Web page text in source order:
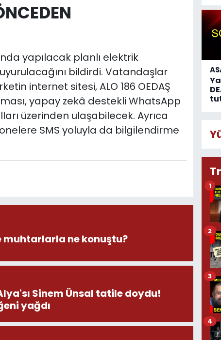
yapılacak planlı elektrik
bildirdi. Vatandaşlar
internet sitesi, ALO 186 OEDAŞ
yapay zekâ destekli WhatsApp
üzerinden ulaşabilecek. Ayrıca
SMS yoluyla da bilgilendirme
muhtarlarla ne konuştu?
Sinem Ünsal tatile doydu!
yağdı
1
2
3
4